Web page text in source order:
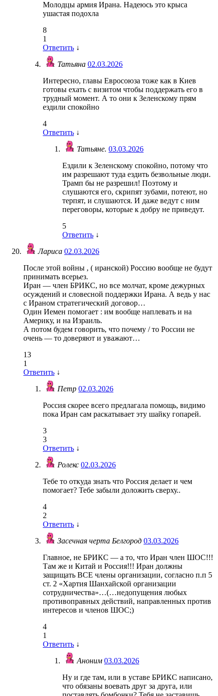
Молодцы армия Ирана. Надеюсь это крыса
ушастая подохла
8
1
Ответить ↓
Татьяна 02.03.2026
Интересно, главы Евросоюза тоже как в Киев
готовы ехать с визитом чтобы поддержать его в
трудный момент. А то они к Зеленскому прям
ездили спокойно
4
Ответить ↓
Татьяне. 03.03.2026
Ездили к Зеленскому спокойно, потому что
им разрешают туда ездить безвольные люди.
Трамп бы не разрешил! Поэтому и
слушаются его, скрипят зубами, потеют, но
терпят, и слушаются. И даже ведут с ним
переговоры, которые к добру не приведут.
5
Ответить ↓
Лариса 02.03.2026
После этой войны , ( иранской) Россию вообще не будут
принимать всерьез.
Иран — член БРИКС, но все молчат, кроме дежурных
осуждений и словесной поддержки Ирана. А ведь у нас
с Ираном стратегический договор…
Один Иемен помогает : им вообще наплевать и на
Америку, и на Израиль.
А потом будем говорить, что почему / то России не
очень — то доверяют и уважают…
13
1
Ответить ↓
Петр 02.03.2026
Россия скорее всего предлагала помощь, видимо
пока Иран сам раскатывает эту шайку гопарей.
3
3
Ответить ↓
Ролекс 02.03.2026
Тебе то откуда знать что Россия делает и чем
помогает? Тебе забыли доложить сверху..
4
2
Ответить ↓
Засечная черта Белгород 03.03.2026
Главное, не БРИКС — а то, что Иран член ШОС!!!
Там же и Китай и Россия!!! Иран должны
защищать ВСЕ члены организации, согласно п.п 5
ст. 2 «Хартия Шанхайской организации
сотрудничества»…(…недопущения любых
противоправных действий, направленных против
интересов и членов ШОС;)
4
1
Ответить ↓
Аноним 03.03.2026
Ну и где там, или в уставе БРИКС написано,
что обязаны воевать друг за друга, или